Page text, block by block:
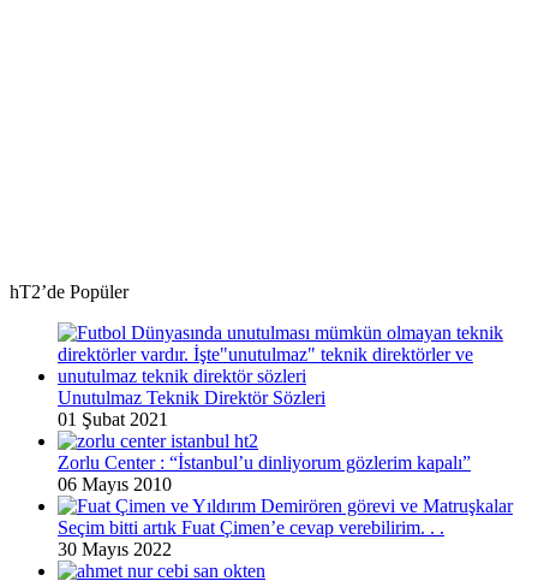
hT2’de Popüler
Unutulmaz Teknik Direktör Sözleri
01 Şubat 2021
Zorlu Center : “İstanbul’u dinliyorum gözlerim kapalı”
06 Mayıs 2010
Seçim bitti artık Fuat Çimen’e cevap verebilirim. . .
30 Mayıs 2022